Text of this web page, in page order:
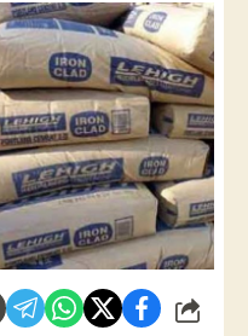
شارك